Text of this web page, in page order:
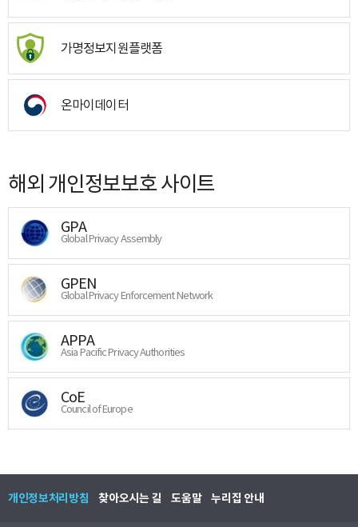
가명정보지원플랫폼
온마이데이터
해외 개인정보보호 사이트
GPA
Global Privacy Assembly
GPEN
Global Privacy Enforcement Network
APPA
Asia Pacific Privacy Authorities
CoE
Council of Europe
개인정보처리방침 찾아오시는 길 도움말 누리집 안내